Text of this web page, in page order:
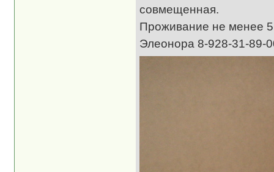
совмещенная.
Проживание не менее
Элеонора 8-928-31-89-